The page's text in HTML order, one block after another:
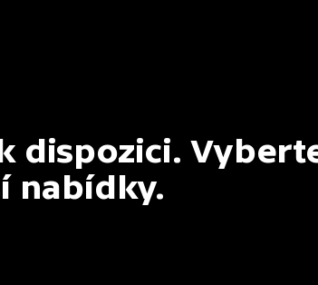
dispozici.
nabídky.